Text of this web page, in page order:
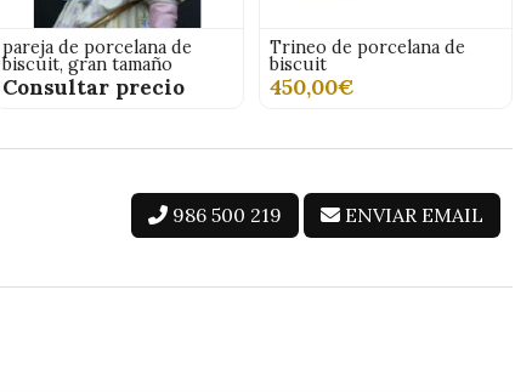
pareja de porcelana de
biscuit, gran tamaño
Consultar precio
Trineo de porcelana de
biscuit
450,00€
986 500 219 ENVIAR EMAIL